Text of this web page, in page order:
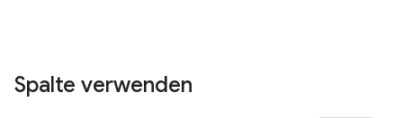
Spalte verwenden